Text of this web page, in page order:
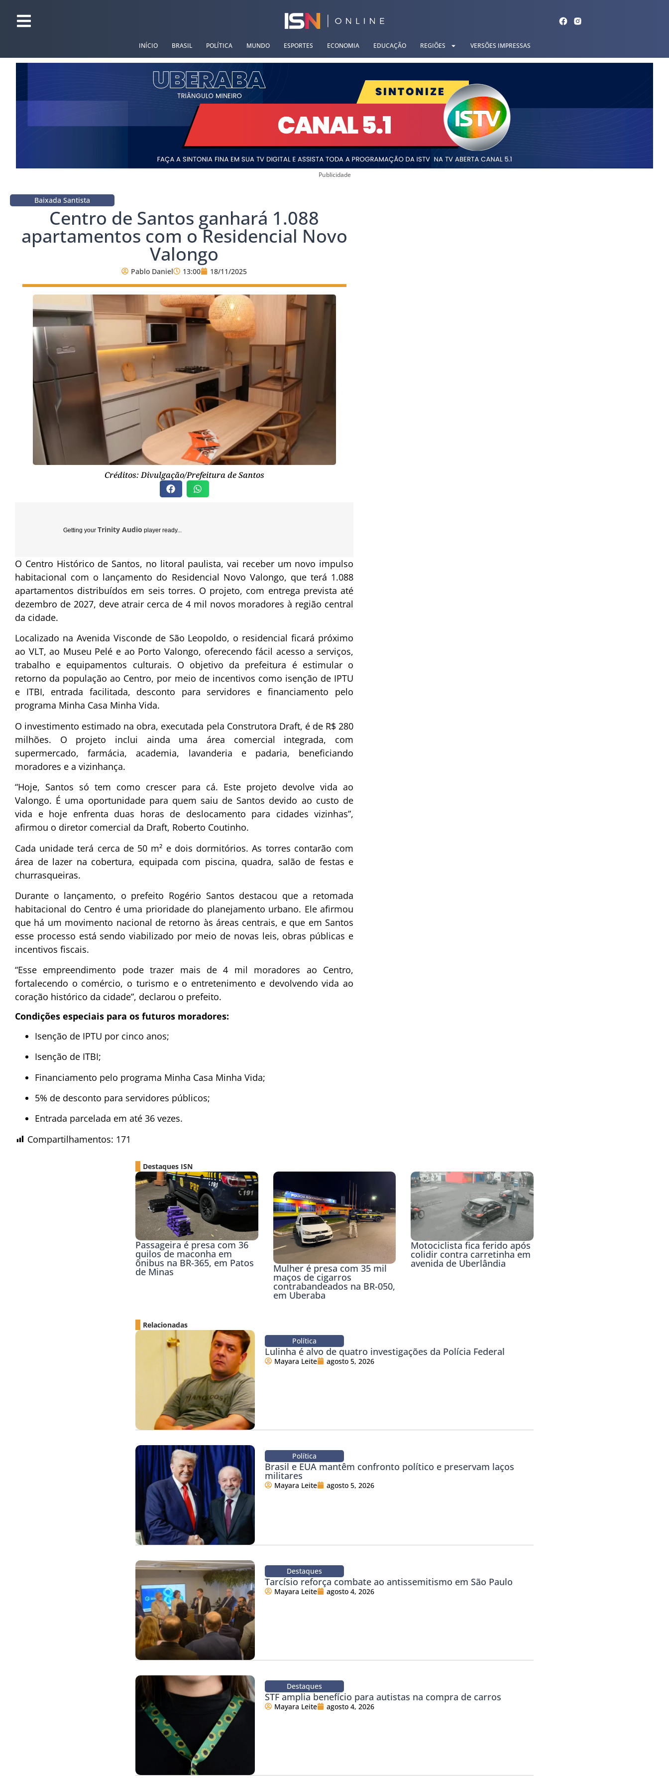
INÍCIO BRASIL POLÍTICA MUNDO ESPORTES ECONOMIA EDUCAÇÃO REGIÕES VERSÕES IMPRESSAS
Publicidade
Baixada Santista
Centro de Santos ganhará 1.088
apartamentos com o Residencial Novo
Valongo
Pablo Daniel 13:00 18/11/2025
Créditos: Divulgação/Prefeitura de Santos
Getting your Trinity Audio player ready...
O Centro Histórico de Santos, no litoral paulista, vai receber um novo impulso
habitacional com o lançamento do Residencial Novo Valongo, que terá 1.088
apartamentos distribuídos em seis torres. O projeto, com entrega prevista até
dezembro de 2027, deve atrair cerca de 4 mil novos moradores à região central
da cidade.
Localizado na Avenida Visconde de São Leopoldo, o residencial ficará próximo
ao VLT, ao Museu Pelé e ao Porto Valongo, oferecendo fácil acesso a serviços,
trabalho e equipamentos culturais. O objetivo da prefeitura é estimular o
retorno da população ao Centro, por meio de incentivos como isenção de IPTU
e ITBI, entrada facilitada, desconto para servidores e financiamento pelo
programa Minha Casa Minha Vida.
O investimento estimado na obra, executada pela Construtora Draft, é de R$ 280
milhões. O projeto inclui ainda uma área comercial integrada, com
supermercado, farmácia, academia, lavanderia e padaria, beneficiando
moradores e a vizinhança.
“Hoje, Santos só tem como crescer para cá. Este projeto devolve vida ao
Valongo. É uma oportunidade para quem saiu de Santos devido ao custo de
vida e hoje enfrenta duas horas de deslocamento para cidades vizinhas”,
afirmou o diretor comercial da Draft, Roberto Coutinho.
Cada unidade terá cerca de 50 m² e dois dormitórios. As torres contarão com
área de lazer na cobertura, equipada com piscina, quadra, salão de festas e
churrasqueiras.
Durante o lançamento, o prefeito Rogério Santos destacou que a retomada
habitacional do Centro é uma prioridade do planejamento urbano. Ele afirmou
que há um movimento nacional de retorno às áreas centrais, e que em Santos
esse processo está sendo viabilizado por meio de novas leis, obras públicas e
incentivos fiscais.
“Esse empreendimento pode trazer mais de 4 mil moradores ao Centro,
fortalecendo o comércio, o turismo e o entretenimento e devolvendo vida ao
coração histórico da cidade”, declarou o prefeito.
Condições especiais para os futuros moradores:
Isenção de IPTU por cinco anos;
Isenção de ITBI;
Financiamento pelo programa Minha Casa Minha Vida;
5% de desconto para servidores públicos;
Entrada parcelada em até 36 vezes.
Compartilhamentos: 171
Destaques ISN
Passageira é presa com 36
quilos de maconha em
ônibus na BR-365, em Patos
de Minas Mulher é presa com 35 mil
maços de cigarros
contrabandeados na BR-050,
em Uberaba
Motociclista fica ferido após
colidir contra carretinha em
avenida de Uberlândia
Relacionadas
Política
Lulinha é alvo de quatro investigações da Polícia Federal
Mayara Leite agosto 5, 2026
Política
Brasil e EUA mantêm confronto político e preservam laços
militares
Mayara Leite agosto 5, 2026
Destaques
Tarcísio reforça combate ao antissemitismo em São Paulo
Mayara Leite agosto 4, 2026
Destaques
STF amplia benefício para autistas na compra de carros
Mayara Leite agosto 4, 2026